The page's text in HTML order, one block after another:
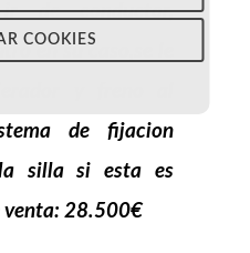
de conductor,
en su caso,se le
de fijacion
silla si esta es
venta: 28.500€
COOKIES